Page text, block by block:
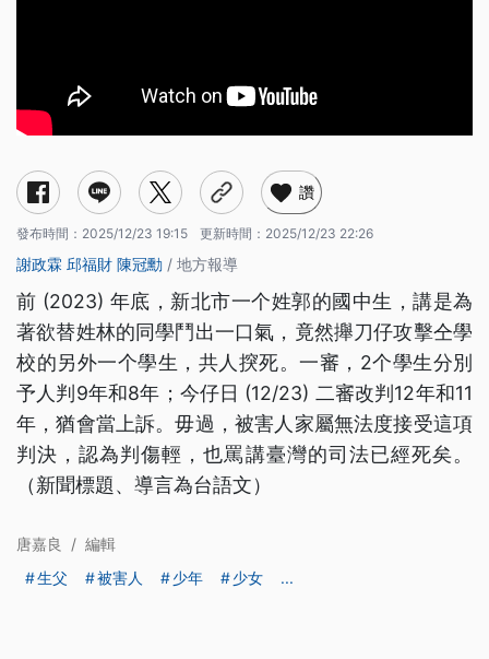
讚
發布時間： 2025/12/23 19:15 更新時間： 2025/12/23 22:26
謝政霖 邱福財 陳冠勳 / 地方報導
前 (2023) 年底，新北市一个姓郭的國中生，講是為
著欲替姓林的同學鬥出一口氣，竟然攑刀仔攻擊仝學
校的另外一个學生，共人揬死。一審，2个學生分別
予人判9年和8年；今仔日 (12/23) 二審改判12年和11
年，猶會當上訴。毋過，被害人家屬無法度接受這項
判決，認為判傷輕，也罵講臺灣的司法已經死矣。
（新聞標題、導言為台語文）
唐嘉良 / 編輯
生父
被害人 少年 少女 ...